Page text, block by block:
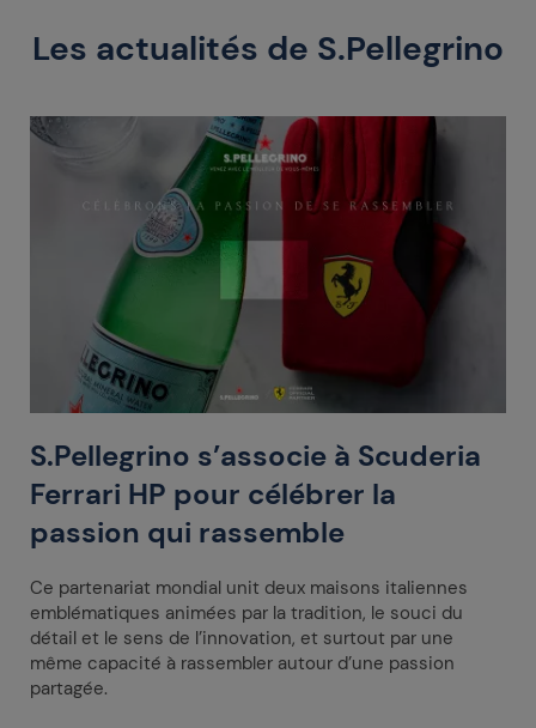
Les actualités de S.Pellegrino
S.Pellegrino s’associe à Scuderia
Ferrari HP pour célébrer la
passion qui rassemble
Ce partenariat mondial unit deux maisons italiennes
emblématiques animées par la tradition, le souci du
détail et le sens de l’innovation, et surtout par une
même capacité à rassembler autour d’une passion
partagée.